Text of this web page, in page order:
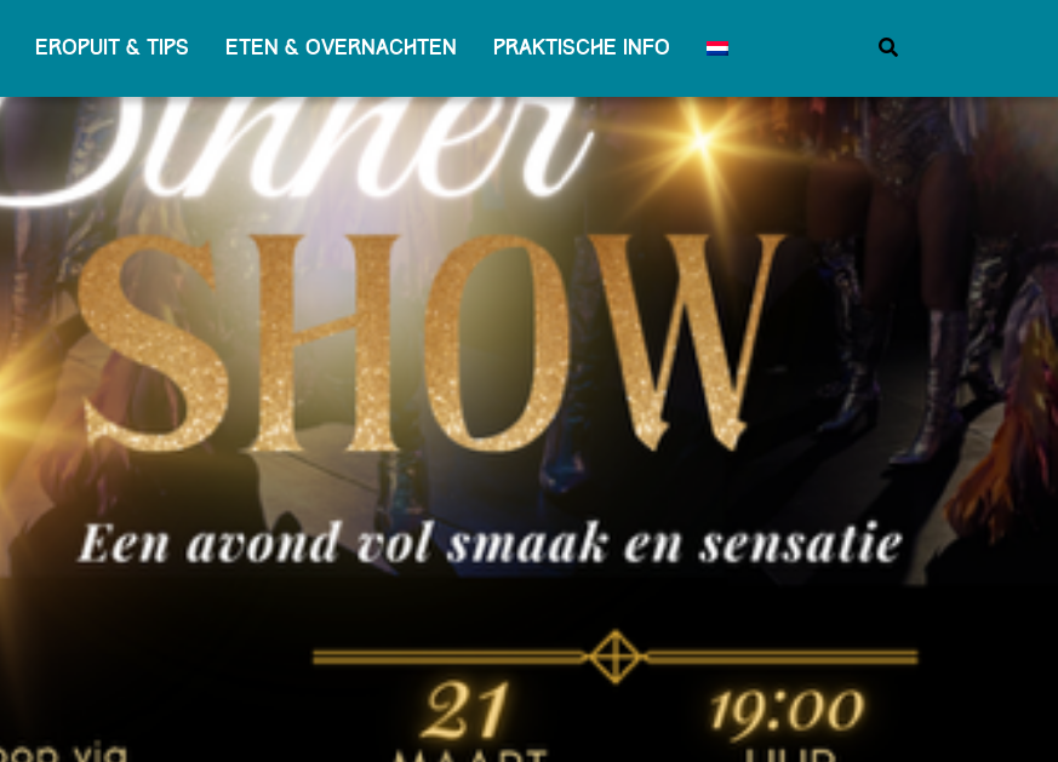
Eropuit & tips Eten & overnachten Praktische info